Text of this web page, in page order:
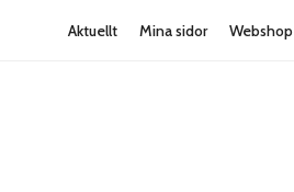
Aktuellt Mina sidor Webshop